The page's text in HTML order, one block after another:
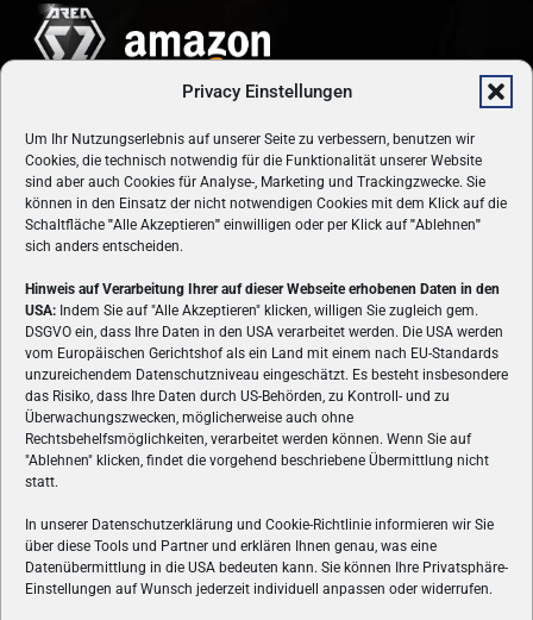
Privacy Einstellungen
Um Ihr Nutzungserlebnis auf unserer Seite zu verbessern, benutzen wir
Cookies, die technisch notwendig für die Funktionalität unserer Website
sind aber auch Cookies für Analyse-, Marketing und Trackingzwecke. Sie
können in den Einsatz der nicht notwendigen Cookies mit dem Klick auf die
Schaltfläche "Alle Akzeptieren" einwilligen oder per Klick auf"Ablehnen"
sich anders entscheiden.
Hinweis auf Verarbeitung Ihrer auf dieser Webseite erhobenen Daten in den
USA: Indem Sie auf "Alle Akzeptieren" klicken, willigen Sie zugleich gem.
DSGVO ein, dass Ihre Daten in den USA verarbeitet werden. Die USA werden
vom Europäischen Gerichtshof als ein Land mit einem nach EU-Standards
unzureichendem Datenschutzniveau eingeschätzt. Es besteht insbesondere
das Risiko, dass Ihre Daten durch US-Behörden, zu Kontroll- und zu
Überwachungszwecken, möglicherweise auch ohne
Rechtsbehelfsmöglichkeiten, verarbeitet werden können. Wenn Sie auf
"Ablehnen" klicken, findet die vorgehend beschriebene Übermittlung nicht
statt.
In unserer Datenschutzerklärung und Cookie-Richtlinie informieren wir Sie
über diese Tools und Partner und erklären Ihnen genau, was eine
Datenübermittlung in die USA bedeuten kann. Sie können Ihre Privatsphäre-
Einstellungen auf Wunsch jederzeit individuell anpassen oder widerrufen.
ÜBER UNS
VON GAMERN, FÜR GAMER! Gamers.at ist das älteste Online-
Spielemagazin Österreichs und bringt täglich aktuelle News,
Reviews und Videos zu PC- und Konsolenspielen, Gaming-
Hardware und aus der Welt des e-Sport's.
FOLGE UNS